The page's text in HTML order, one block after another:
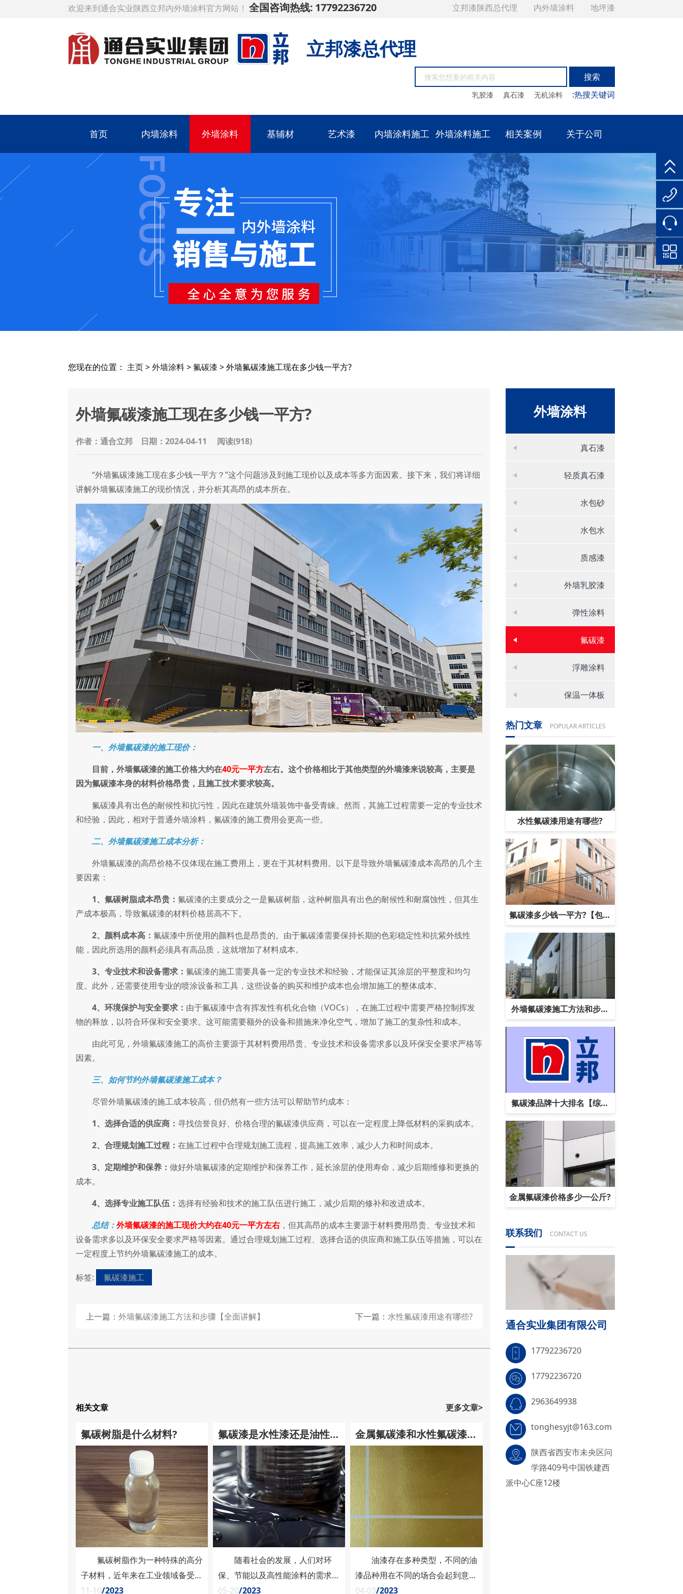
欢迎来到通合实业陕西立邦内外墙涂料官方网站！全国咨询热线: 17792236720 立邦漆陕西总代理 内外墙涂料 地坪漆
立邦漆总代理
乳胶漆 真石漆 无机涂料 :热搜关键词
首页 内墙涂料 外墙涂料 基辅材 艺术漆 内墙涂料施工 外墙涂料施工 相关案例 关于公司
您现在的位置： 主页>外墙涂料>氟碳漆 > 外墙氟碳漆施工现在多少钱一平方?
外墙涂料
真石漆
轻质真石漆
水包砂
水包水
质感漆
外墙乳胶漆
弹性涂料
氟碳漆
浮雕涂料
保温一体板
热门文章 POPULAR ARTICLES
水性氟碳漆用途有哪些?
氟碳漆多少钱一平方?【包工
包料】
外墙氟碳漆施工方法和步骤
【全面讲解】
氟碳漆品牌十大排名【综合
排行榜】
金属氟碳漆价格多少一公斤?
联系我们 CONTACT US
通合实业集团有限公司
17792236720
17792236720
2963649938
tonghesyjt@163.com
陕西省西安市未央区问
学路409号中国铁建西
派中心C座12楼
外墙氟碳漆施工现在多少钱一平方?
作者：通合立邦 日期：2024-04-11 阅读(918)
“外墙氟碳漆施工现在多少钱一平方？”这个问题涉及到施工现价以及成本等多方面因素。接下来，我们将详细
讲解外墙氟碳漆施工的现价情况，并分析其高昂的成本所在。
一、外墙氟碳漆的施工现价：
目前，外墙氟碳漆的施工价格大约在40元一平方左右。这个价格相比于其他类型的外墙漆来说较高，主要是
因为氟碳漆本身的材料价格昂贵，且施工技术要求较高。
氟碳漆具有出色的耐候性和抗污性，因此在建筑外墙装饰中备受青睐。然而，其施工过程需要一定的专业技术
和经验，因此，相对于普通外墙涂料，氟碳漆的施工费用会更高一些。
二、外墙氟碳漆施工成本分析：
外墙氟碳漆的高昂价格不仅体现在施工费用上，更在于其材料费用。以下是导致外墙氟碳漆成本高昂的几个主
要因素：
1、氟碳树脂成本昂贵：氟碳漆的主要成分之一是氟碳树脂，这种树脂具有出色的耐候性和耐腐蚀性，但其生
产成本极高，导致氟碳漆的材料价格居高不下。
2、颜料成本高：氟碳漆中所使用的颜料也是昂贵的。由于氟碳漆需要保持长期的色彩稳定性和抗紫外线性
能，因此所选用的颜料必须具有高品质，这就增加了材料成本。
3、专业技术和设备需求：氟碳漆的施工需要具备一定的专业技术和经验，才能保证其涂层的平整度和均匀
度。此外，还需要使用专业的喷涂设备和工具，这些设备的购买和维护成本也会增加施工的整体成本。
4、环境保护与安全要求： 由于氟碳漆中含有挥发性有机化合物（VOCs），在施工过程中需要严格控制挥发
物的释放，以符合环保和安全要求。这可能需要额外的设备和措施来净化空气，增加了施工的复杂性和成本。
由此可见，外墙氟碳漆施工的高价主要源于其材料费用昂贵、专业技术和设备需求多以及环保安全要求严格等
因素。
三、如何节约外墙氟碳漆施工成本？
尽管外墙氟碳漆的施工成本较高，但仍然有一些方法可以帮助节约成本：
1、选择合适的供应商：寻找信誉良好、价格合理的氟碳漆供应商，可以在一定程度上降低材料的采购成本。
2、合理规划施工过程：在施工过程中合理规划施工流程，提高施工效率，减少人力和时间成本。
3、定期维护和保养：做好外墙氟碳漆的定期维护和保养工作，延长涂层的使用寿命，减少后期维修和更换的
成本。
4、选择专业施工队伍：选择有经验和技术的施工队伍进行施工，减少后期的修补和改进成本。
总结：外墙氟碳漆的施工现价大约在40元一平方左右 ，但其高昂的成本主要源于材料费用昂贵、专业技术和
设备需求多以及环保安全要求严格等因素。通过合理规划施工过程、选择合适的供应商和施工队伍等措施，可以在
一定程度上节约外墙氟碳漆施工的成本。
标签: 氟碳漆施工
上一篇：外墙氟碳漆施工方法和步骤【全面讲解】 下一篇： 水性氟碳漆用途有哪些?
相关文章 更多文章>
氟碳树脂是什么材料?
氟碳树脂作为一种特殊的高分
子材料，近年来在工业领域备受关
注。这种材料以其独特的性能和广
11-10/2023
氟碳漆是水性漆还是油性
漆？
随着社会的发展，人们对环
保、节能以及高性能涂料的需求越
来越高。氟碳漆作为一种性能优越
05-20/2023
金属氟碳漆和水性氟碳漆的
区别介绍!
油漆存在多种类型，不同的油
漆品种用在不同的场合会起到意想
不到的效果，相信大家也曾见到刷
04-03/2023